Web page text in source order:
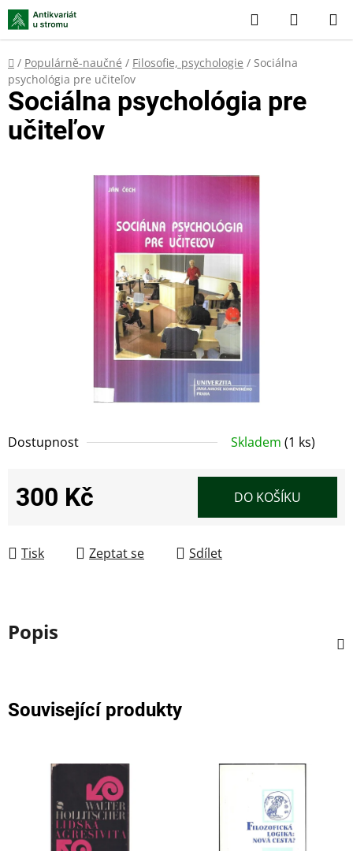
Přejít
na
obsah
Hledat
KOŠÍK
Domů
/ Populárně-naučné / Filosofie, psychologie / Sociálna
psychológia pre učiteľov
Dostupnost Skladem (1 ks)
300 Kč DO KOŠÍKU
Tisk Zeptat se Sdílet
Sociálna psychológia pre
učiteľov
Popis
Související produkty